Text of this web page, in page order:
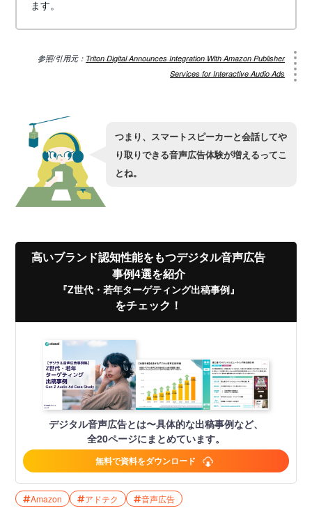
ます。
参照/引用元： Triton Digital Announces Integration With Amazon Publisher
Services for Interactive Audio Ads
つまり、スマートスピーカーと会話してや
り取りできる音声広告体験が増えるってこ
とね。
高いブランド認知性能をもつデジタル音声広告
事例4選を紹介
『Z世代・若年ターゲティング出稿事例』
をチェック！
デジタル音声広告とは〜具体的な出稿事例など、
全20ページにまとめています。
無料で資料をダウンロード
Amazon アドテク 音声広告